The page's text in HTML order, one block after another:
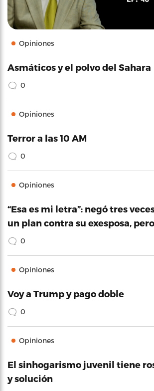
Opiniones
Asmáticos y el polvo del Sahara
0
Opiniones
Terror a las 10 AM
0
Opiniones
“Esa es mi letra”: negó tres
un plan contra su exesposa,
0
Opiniones
Voy a Trump y pago doble
0
Opiniones
El sinhogarismo juvenil tiene
y solución